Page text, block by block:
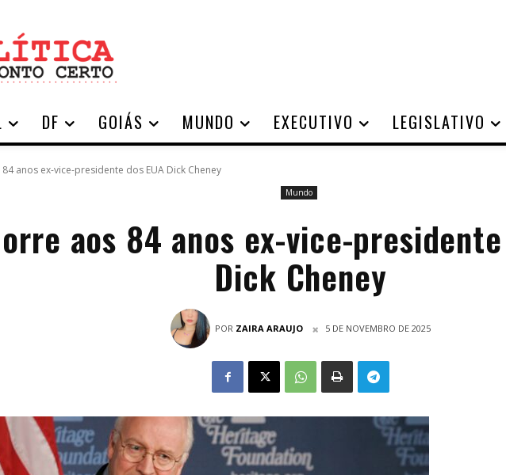
DF GOIÁS MUNDO EXECUTIVO LEGISLATIVO
anos ex-vice-presidente dos EUA Dick Cheney
Mundo
aos 84 anos ex-vice-presidente
Dick Cheney
POR ZAIRA ARAUJO 5 DE NOVEMBRO DE 2025